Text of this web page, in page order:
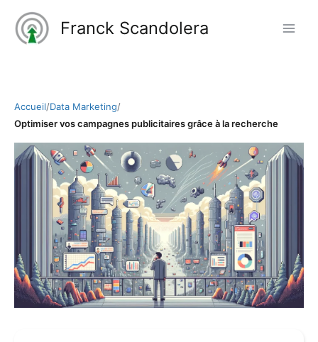
contenu
Franck Scandolera
Accueil/Data Marketing/
Optimiser vos campagnes publicitaires grâce à la recherche